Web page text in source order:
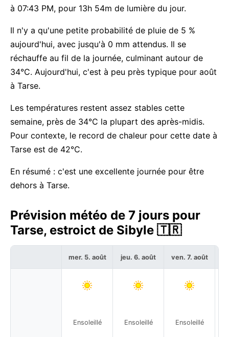
à 07:43 PM, pour 13h 54m de lumière du jour.
Il n'y a qu'une petite probabilité de pluie de 5 %
aujourd'hui, avec jusqu'à 0 mm attendus. Il se
réchauffe au fil de la journée, culminant autour de
34°C. Aujourd'hui, c'est à peu près typique pour août
à Tarse.
Les températures restent assez stables cette
semaine, près de 34°C la plupart des après-midis.
Pour contexte, le record de chaleur pour cette date à
Tarse est de 42°C.
En résumé : c'est une excellente journée pour être
dehors à Tarse.
Prévision météo de 7 jours pour
Tarse, estroict de Sibyle 🇹🇷
mer. 5. août
Ensoleillé
jeu. 6. août
Ensoleillé
ven. 7. août
Ensoleillé